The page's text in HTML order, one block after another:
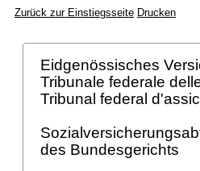
Zurück zur Einstiegsseite Drucken
Eidgenössisches
Tribunale federale
Tribunal federal
des Bundesgerichts